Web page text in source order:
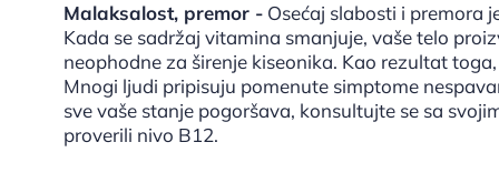
Malaksalost, premor - Osećaj slabosti i premora
Kada se sadržaj vitamina smanjuje, vaše telo
neophodne za širenje kiseonika. Kao rezultat
Mnogi ljudi pripisuju pomenute simptome
sve vaše stanje pogoršava, konsultujte se sa
proverili nivo B12.